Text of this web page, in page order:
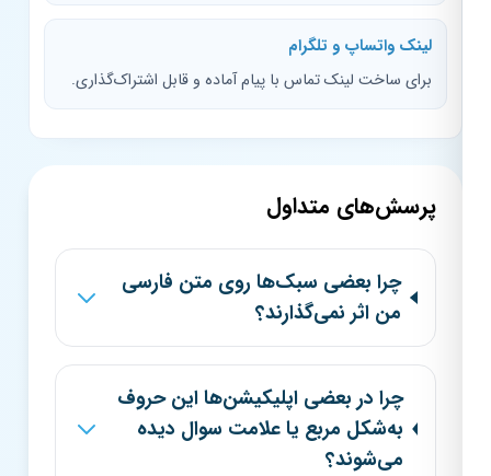
لینک واتساپ و تلگرام
برای ساخت لینک تماس با پیام آماده و قابل اشتراک‌گذاری.
پرسش‌های متداول
چرا بعضی سبک‌ها روی متن فارسی
من اثر نمی‌گذارند؟
چرا در بعضی اپلیکیشن‌ها این حروف
به‌شکل مربع یا علامت سوال دیده
می‌شوند؟